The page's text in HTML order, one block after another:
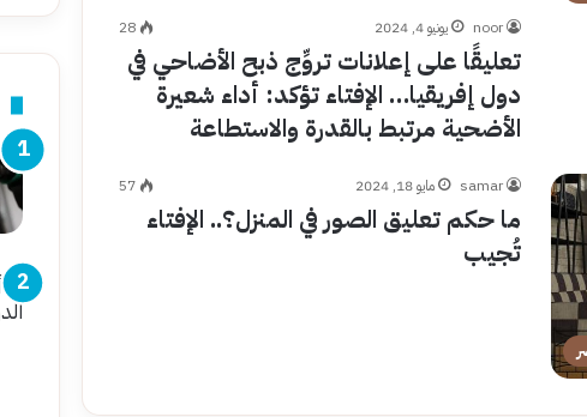
noor يونيو 4, 2024 28
تعليقًا على إعلانات تروِّج ذبح الأضاحي في
دول إفريقيا… الإفتاء تؤكد: أداء شعيرة
الأضحية مرتبط بالقدرة والاستطاعة
samar مايو 18, 2024 57
ما حكم تعليق الصور في المنزل؟.. الإفتاء
تُجيب